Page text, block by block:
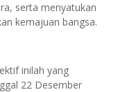
serta menyatukan
kemajuan bangsa.
inilah yang
22 Desember